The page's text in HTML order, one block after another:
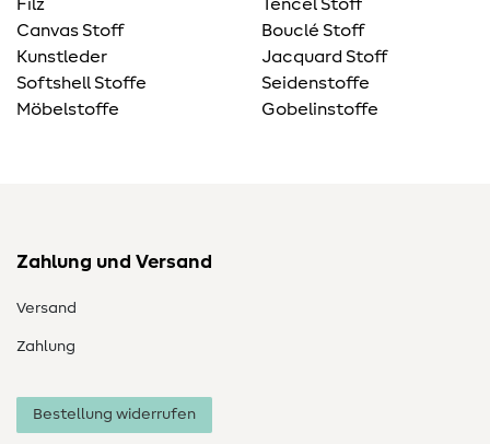
Filz
Canvas Stoff
Kunstleder
Softshell Stoffe
Möbelstoffe
Tencel Stoff
Bouclé Stoff
Jacquard Stoff
Seidenstoffe
Gobelinstoffe
Zahlung und Versand
Versand
Zahlung
Bestellung widerrufen